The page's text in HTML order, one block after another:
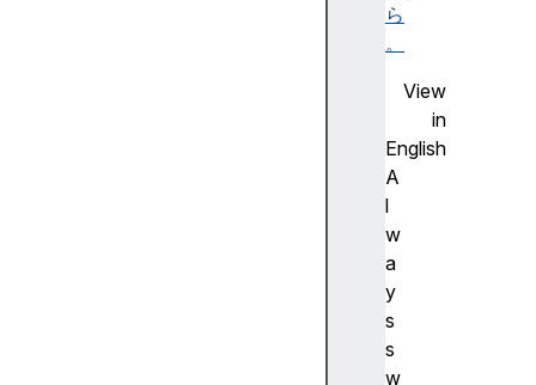
ら
。
View
in
English
A
l
w
a
y
s
s
w